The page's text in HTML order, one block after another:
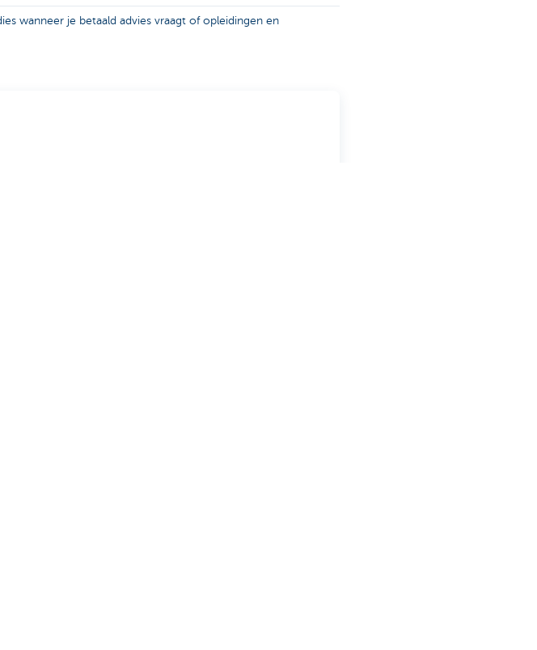
wanneer je betaald advies vraagt of opleidingen en